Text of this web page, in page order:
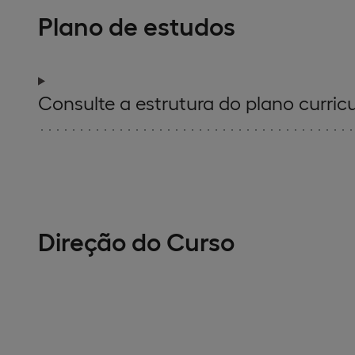
Plano de estudos
Consulte a estrutura do plano
Direção do Curso